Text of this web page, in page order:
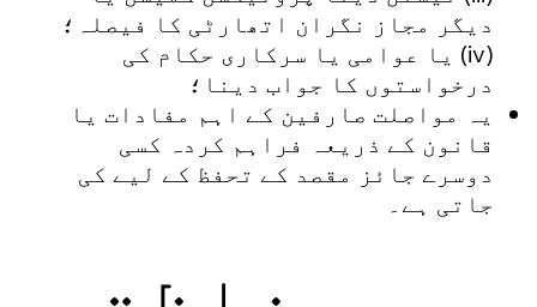
دیگر مجاز نگران اتھارٹی کا فیصلہ؛
(iv) یا عوامی یا سرکاری حکام کی
درخواستوں کا جواب دینا؛
یہ مواصلت صارفین کے اہم مفادات یا
قانون کے ذریعہ فراہم کردہ کسی
دوسرے جائز مقصد کے تحفظ کے لیے کی
جاتی ہے۔